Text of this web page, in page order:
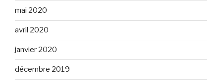
mai 2020
avril 2020
janvier 2020
décembre 2019